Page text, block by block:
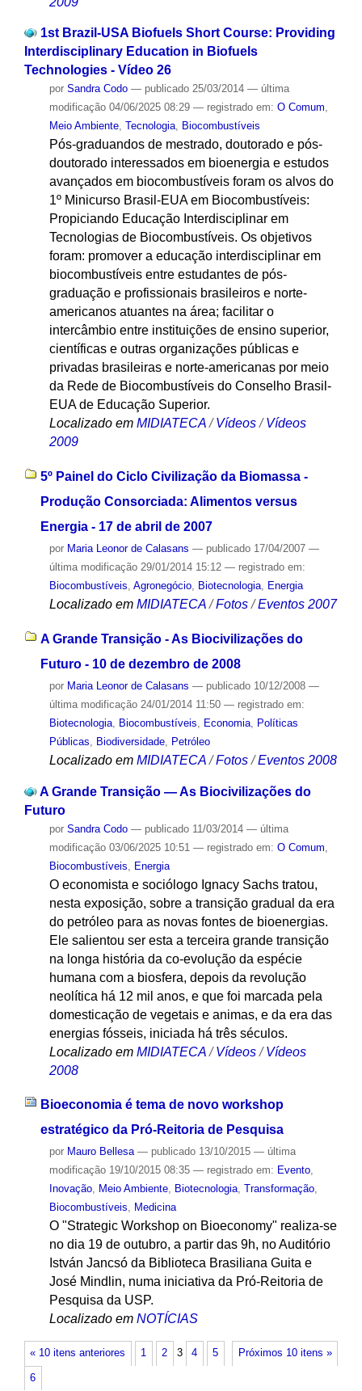
1st Brazil-USA Biofuels Short Course: Providing
Interdisciplinary Education in Biofuels
Technologies - Vídeo 26
por Sandra Codo — publicado25/03/2014 — última
modificação04/06/2025 08:29 — registrado em: O Comum,
Meio Ambiente, Tecnologia, Biocombustíveis
Pós-graduandos de mestrado, doutorado e pós-
doutorado interessados em bioenergia e estudos
avançados em biocombustíveis foram os alvos do
1º Minicurso Brasil-EUA em Biocombustíveis:
Propiciando Educação Interdisciplinar em
Tecnologias de Biocombustíveis. Os objetivos
foram: promover a educação interdisciplinar em
biocombustíveis entre estudantes de pós-
graduação e profissionais brasileiros e norte-
americanos atuantes na área; facilitar o
intercâmbio entre instituições de ensino superior,
científicas e outras organizações públicas e
privadas brasileiras e norte-americanas por meio
da Rede de Biocombustíveis do Conselho Brasil-
EUA de Educação Superior.
Localizado em MIDIATECA / Vídeos / Vídeos
2009
5º Painel do Ciclo Civilização da Biomassa -
Produção Consorciada: Alimentos versus
Energia - 17 de abril de 2007
por Maria Leonor de Calasans — publicado17/04/2007 —
última modificação29/01/2014 15:12 — registrado em:
Biocombustíveis, Agronegócio, Biotecnologia, Energia
Localizado em MIDIATECA /Fotos /Eventos 2007
A Grande Transição - As Biocivilizações do
Futuro - 10 de dezembro de 2008
por Maria Leonor de Calasans — publicado10/12/2008 —
última modificação24/01/2014 11:50 — registrado em:
Biotecnologia, Biocombustíveis Economia,
Políticas
Públicas
Biodiversidade, Petróleo
Localizado em MIDIATECA /Fotos /Eventos 2008
A Grande Transição — As Biocivilizações do
Futuro
por Sandra Codo — publicado11/03/2014 — última
modificação03/06/2025 10:51 — registrado em: O Comum
Biocombustíveis
Energia
O economista e sociólogo Ignacy Sachs tratou,
nesta exposição, sobre a transição gradual da era
do petróleo para as novas fontes de bioenergias.
Ele salientou ser esta a terceira grande transição
na longa história da co-evolução da espécie
humana com a biosfera, depois da revolução
neolítica há 12 mil anos, e que foi marcada pela
domesticação de vegetais e animas, e da era das
energias fósseis, iniciada há três séculos.
Localizado em MIDIATECA /Vídeos /Vídeos
2008
Bioeconomia é tema de novo workshop
estratégico da Pró-Reitoria de Pesquisa
por Mauro Bellesa — publicado13/10/2015 — última
modificação19/10/2015 08:35 — registrado em: Evento,
Inovação, Meio Ambiente, Biotecnologia, Transformação,
Biocombustíveis, Medicina
O "Strategic Workshop on Bioeconomy" realiza-se
no dia 19 de outubro, a partir das 9h, no Auditório
István Jancsó da Biblioteca Brasiliana Guita e
José Mindlin, numa iniciativa da Pró-Reitoria de
Pesquisa da USP.
Localizado em NOTÍCIAS
« 10 itens anteriores Próximos 10 itens »
1 2 3 4 5
6